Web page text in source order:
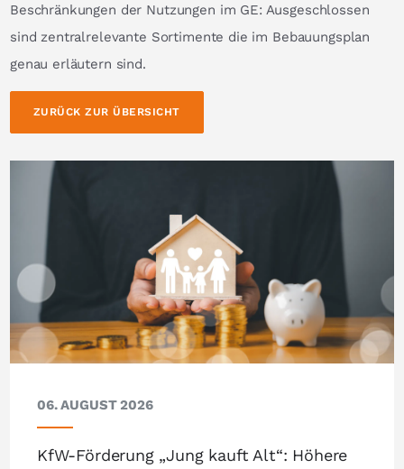
Beschränkungen der Nutzungen im GE: Ausgeschlossen
sind zentralrelevante Sortimente die im Bebauungsplan
genau erläutern sind.
ZURÜCK ZUR ÜBERSICHT
06. AUGUST 2026
KfW-Förderung „Jung kauft Alt“: Höhere